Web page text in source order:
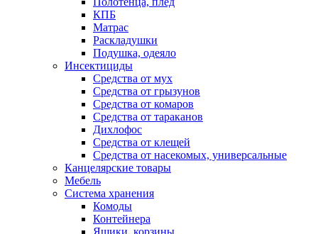
КПБ
Матрас
Раскладушки
Подушка, одеяло
Инсектициды
Средства от мух
Средства от грызунов
Средства от комаров
Средства от тараканов
Дихлофос
Средства от клещей
Средства от насекомых, универсальные
Канцелярские товары
Мебель
Система хранения
Комоды
Контейнера
Ящики, корзины